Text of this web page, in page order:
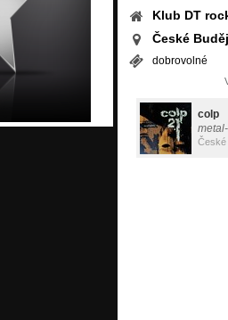
Klub DT
České
dobrovolné
colp
České